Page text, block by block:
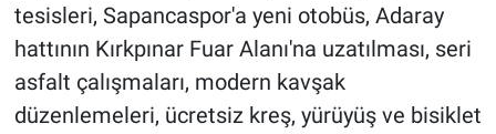
tesisleri, Sapancaspor'a yeni otobüs, Adaray
hattının Kırkpınar Fuar Alanı'na uzatılması, seri
asfalt çalışmaları, modern kavşak
düzenlemeleri, ücretsiz kreş, yürüyüş ve bisiklet